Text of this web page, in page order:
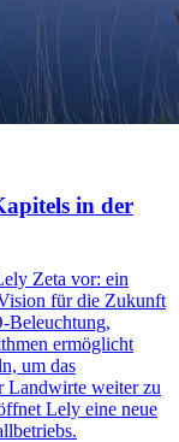
in der
Zeta vor: ein
für die Zukunft
Beleuchtung,
ermöglicht
um das
Landwirte weiter zu
Lely eine neue